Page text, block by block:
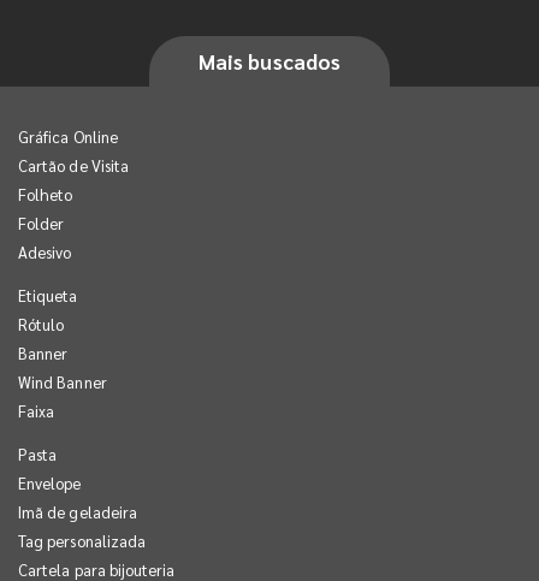
Mais buscados
Gráfica Online
Cartão de Visita
Folheto
Folder
Adesivo
Etiqueta
Rótulo
Banner
Wind Banner
Faixa
Pasta
Envelope
Imã de geladeira
Tag personalizada
Cartela para bijouteria